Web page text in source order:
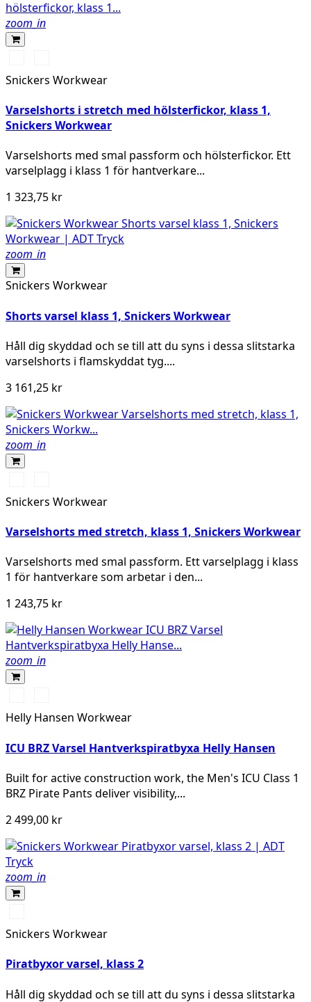
zoom_in
vis
yellow\Black
orange\Black
Snickers Workwear
Varselshorts i stretch med hölsterfickor, klass 1,
Snickers Workwear
Varselshorts med smal passform och hölsterfickor. Ett
varselplagg i klass 1 för hantverkare...
1 323,75 kr
zoom_in
Snickers Workwear
Shorts varsel klass 1, Snickers Workwear
Håll dig skyddad och se till att du syns i dessa slitstarka
varselshorts i flamskyddat tyg....
3 161,25 kr
zoom_in
vis
yellow\Black
orange\Black
Snickers Workwear
Varselshorts med stretch, klass 1, Snickers Workwear
Varselshorts med smal passform. Ett varselplagg i klass
1 för hantverkare som arbetar i den...
1 243,75 kr
zoom_in
YELLOW/EBONY
ORANGE/EBONY
Helly Hansen Workwear
ICU BRZ Varsel Hantverkspiratbyxa Helly Hansen
Built for active construction work, the Men's ICU Class 1
BRZ Pirate Pants deliver visibility,...
2 499,00 kr
zoom_in
vis
yellow
Snickers Workwear
Piratbyxor varsel, klass 2
Håll dig skyddad och se till att du syns i dessa slitstarka